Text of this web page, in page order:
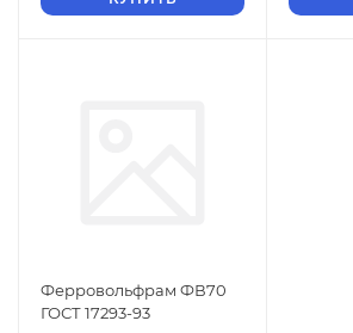
Ферровольфрам ФВ70
ГОСТ 17293-93